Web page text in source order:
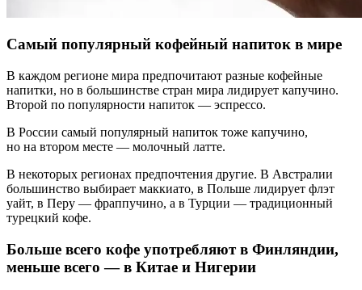
Самый популярный кофейный напиток в мире
В каждом регионе мира предпочитают разные кофейные
напитки, но в большинстве стран мира лидирует капучино.
Второй по популярности напиток — эспрессо.
В России самый популярный напиток тоже капучино,
но на втором месте — молочный латте.
В некоторых регионах предпочтения другие. В Австралии
большинство выбирает маккиато, в Польше лидирует флэт
уайт, в Перу — фраппучино, а в Турции — традиционный
турецкий кофе.
Больше всего кофе употребляют в Финляндии,
меньше всего — в Китае и Нигерии